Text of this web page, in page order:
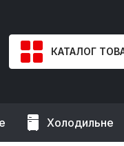
КАТАЛОГ
Холодильне
Душова